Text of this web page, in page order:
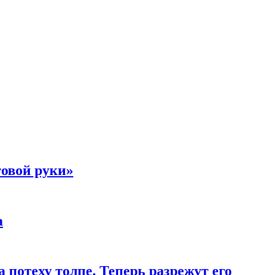
руки»
толпе. Теперь разрежут его